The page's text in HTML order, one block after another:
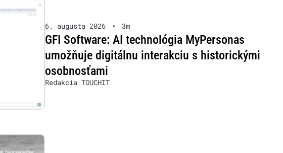
6. augusta 2026 • 3m
GFI Software: AI technológia MyPersonas
umožňuje digitálnu interakciu s historickými
osobnosťami
Redakcia TOUCHIT